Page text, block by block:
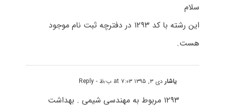
سلام
این رشته با کد ۱۲۹۳ در دفترچه ثبت نام موجود
هست.
یاشاردی ۳, ۱۳۹۵ at ۷:۰۳ ب٫ظ - Reply
۱۲۹۳ مربوط به مهندسی شیمی . بهداشت